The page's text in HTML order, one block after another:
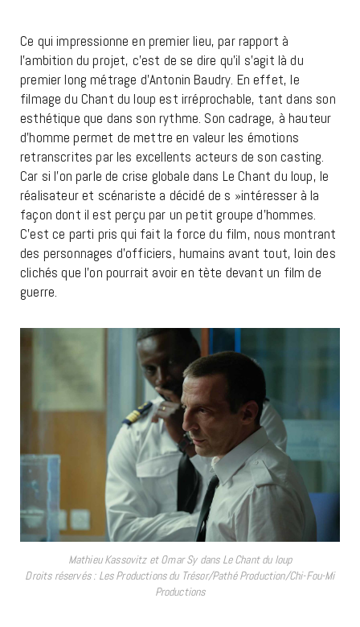
Ce qui impressionne en premier lieu, par rapport à
l’ambition du projet, c’est de se dire qu’il s’agit là du
premier long métrage d’Antonin Baudry. En effet, le
filmage du Chant du loup est irréprochable, tant dans son
esthétique que dans son rythme. Son cadrage, à hauteur
d’homme permet de mettre en valeur les émotions
retranscrites par les excellents acteurs de son casting.
Car si l’on parle de crise globale dans Le Chant du loup, le
réalisateur et scénariste a décidé de s »intéresser à la
façon dont il est perçu par un petit groupe d’hommes.
C’est ce parti pris qui fait la force du film, nous montrant
des personnages d’officiers, humains avant tout, loin des
clichés que l’on pourrait avoir en tète devant un film de
guerre.
Mathieu Kassovitz et Omar Sy dans Le Chant du loup
Droits réservés : Les Productions du Trésor/Pathé Production/Chi-Fou-Mi
Productions